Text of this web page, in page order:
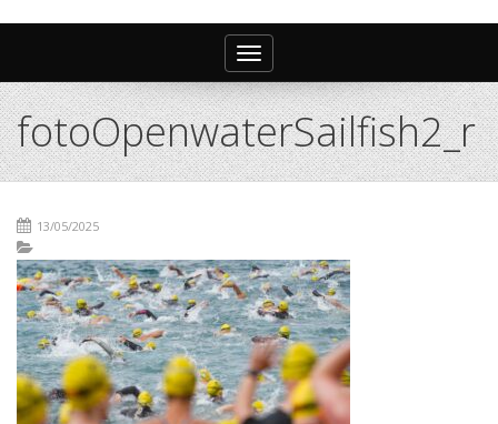
Toggle
navigation
fotoOpenwaterSailfish2_r
13/05/2025